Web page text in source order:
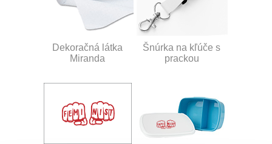
Dekoračná látka
Miranda
Šnúrka na kľúče s
prackou